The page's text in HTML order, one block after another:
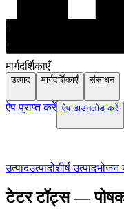
मार्गदर्शिकाएँ
उत्पाद मार्गदर्शिकाएँ संसाधन
ऐप प्राप्त करें ऐप डाउनलोड करें
उत्पादउत्पादोंशीर्ष उत्पादभोजन
टेटर टॉट्स — पोषक